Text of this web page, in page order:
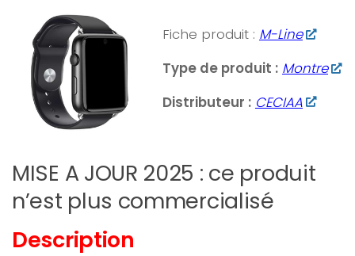
Fiche produit : M-Line
Type de produit : Montre
Distributeur : CECIAA
MISE A JOUR 2025 : ce produit
n’est plus commercialisé
Description